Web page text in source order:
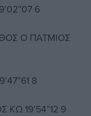
6
Ο ΠΑΤΜΙΟΣ
8
19’54”12 9